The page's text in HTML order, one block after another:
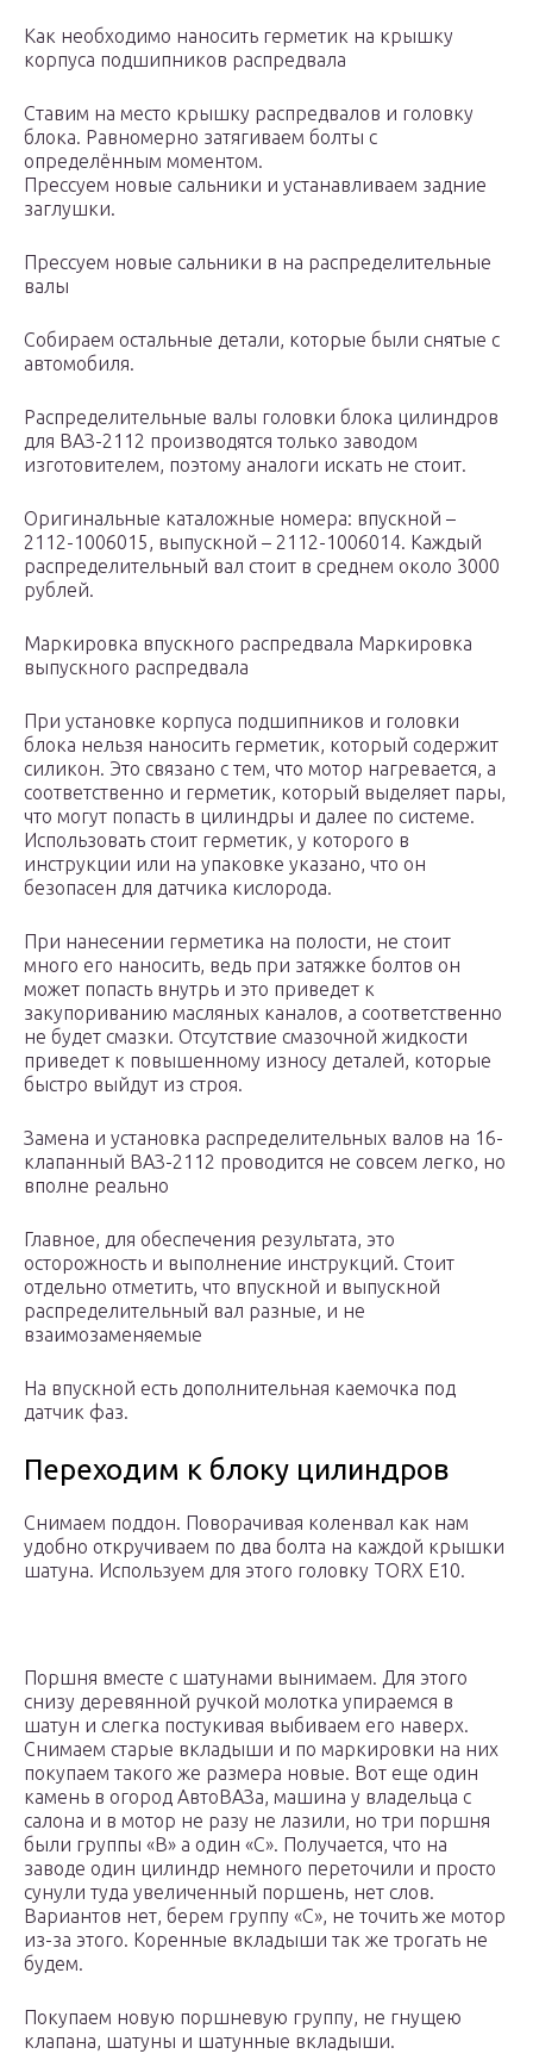
Как необходимо наносить герметик на крышку
корпуса подшипников распредвала
Ставим на место крышку распредвалов и головку
блока. Равномерно затягиваем болты с
определённым моментом.
Прессуем новые сальники и устанавливаем задние
заглушки.
Прессуем новые сальники в на распределительные
валы
Собираем остальные детали, которые были снятые с
автомобиля.
Распределительные валы головки блока цилиндров
для ВАЗ-2112 производятся только заводом
изготовителем, поэтому аналоги искать не стоит.
Оригинальные каталожные номера: впускной –
2112-1006015, выпускной – 2112-1006014. Каждый
распределительный вал стоит в среднем около 3000
рублей.
Маркировка впускного распредвала Маркировка
выпускного распредвала
При установке корпуса подшипников и головки
блока нельзя наносить герметик, который содержит
силикон. Это связано с тем, что мотор нагревается, а
соответственно и герметик, который выделяет пары,
что могут попасть в цилиндры и далее по системе.
Использовать стоит герметик, у которого в
инструкции или на упаковке указано, что он
безопасен для датчика кислорода.
При нанесении герметика на полости, не стоит
много его наносить, ведь при затяжке болтов он
может попасть внутрь и это приведет к
закупориванию масляных каналов, а соответственно
не будет смазки. Отсутствие смазочной жидкости
приведет к повышенному износу деталей, которые
быстро выйдут из строя.
Замена и установка распределительных валов на 16-
клапанный ВАЗ-2112 проводится не совсем легко, но
вполне реально
Главное, для обеспечения результата, это
осторожность и выполнение инструкций. Стоит
отдельно отметить, что впускной и выпускной
распределительный вал разные, и не
взаимозаменяемые
На впускной есть дополнительная каемочка под
датчик фаз.
Переходим к блоку цилиндров
Снимаем поддон. Поворачивая коленвал как нам
удобно откручиваем по два болта на каждой крышки
шатуна. Используем для этого головку TORX E10.
Поршня вместе с шатунами вынимаем. Для этого
снизу деревянной ручкой молотка упираемся в
шатун и слегка постукивая выбиваем его наверх.
Снимаем старые вкладыши и по маркировки на них
покупаем такого же размера новые. Вот еще один
камень в огород АвтоВАЗа, машина у владельца с
салона и в мотор не разу не лазили, но три поршня
были группы «В» а один «С». Получается, что на
заводе один цилиндр немного переточили и просто
сунули туда увеличенный поршень, нет слов.
Вариантов нет, берем группу «С», не точить же мотор
из-за этого. Коренные вкладыши так же трогать не
будем.
Покупаем новую поршневую группу, не гнущею
клапана, шатуны и шатунные вкладыши.